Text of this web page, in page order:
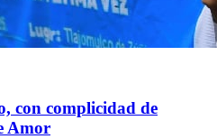
con complicidad de
Amor